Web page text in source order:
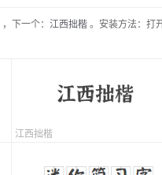
， 下一个： 江西拙楷 。安装方法：打
江西拙楷